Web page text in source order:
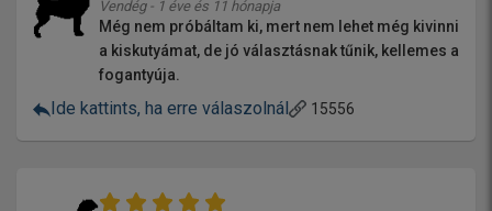
Vendég - 1 éve és 11 hónapja
Még nem próbáltam ki, mert nem lehet még kivinni
a kiskutyámat, de jó választásnak tűnik, kellemes a
fogantyúja.
Ide kattints, ha erre válaszolnál 15556